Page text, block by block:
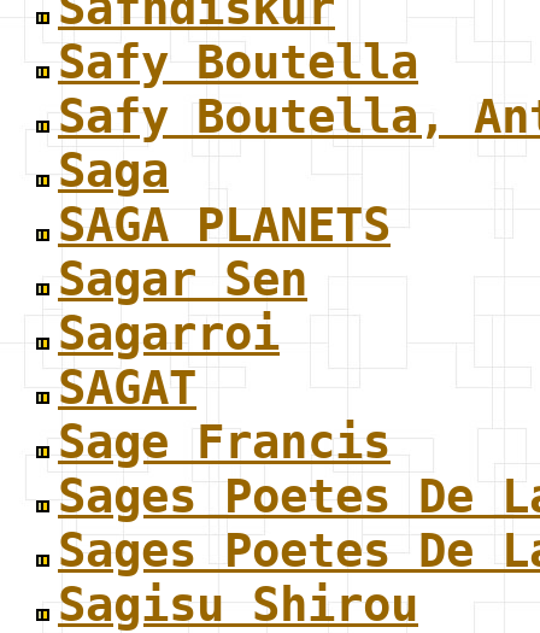
Safy Boutella
Safy Boutella,
Saga
SAGA PLANETS
Sagar Sen
Sagarroi
SAGAT
Sage Francis
Sages Poetes De
Sages Poetes De
Sagisu Shirou